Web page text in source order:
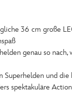
36 cm große
genau so nach,
Superhelden und
spektakuläre